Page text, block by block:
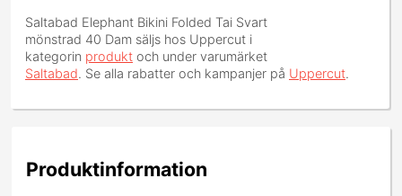
Saltabad Elephant Bikini Folded Tai Svart
mönstrad 40 Dam säljs hos Uppercut i
kategorin produkt och under varumärket
Saltabad. Se alla rabatter och kampanjer på Uppercut.
Produktinformation